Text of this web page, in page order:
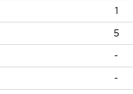
1
5
-
-